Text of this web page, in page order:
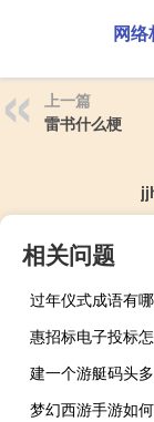
网络
上一篇
雷书什么梗
相关问题
过年仪式成语有
建一个游艇码头
梦幻西游手游如